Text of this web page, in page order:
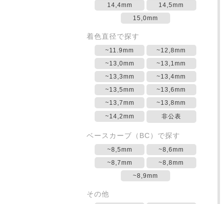
14,4mm
14,5mm
15,0mm
着色直径で探す
~11.9mm
~12,8mm
~13,0mm
~13,1mm
~13,3mm
~13,4mm
~13,5mm
~13,6mm
~13,7mm
~13,8mm
~14,2mm
非公表
ベースカーブ（BC）で探す
~8,5mm
~8,6mm
~8,7mm
~8,8mm
~8,9mm
その他